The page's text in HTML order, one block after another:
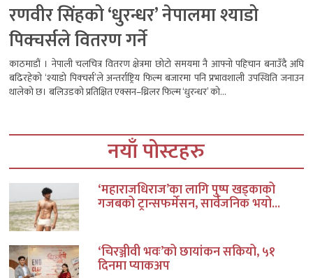
रणवीर सिंहको ‘धुरन्धर’ नेपालमा श्याडो
पिक्चर्सले वितरण गर्ने
काठमाडौं । नेपाली चलचित्र वितरण क्षेत्रमा छोटो समयमा नै आफ्नो पहिचान बनाउँदै अघि
बढिरहेको ‘श्याडो पिक्चर्स’ले अन्तर्राष्ट्रिय फिल्म बजारमा पनि प्रभावशाली उपस्थिति जनाउन
थालेको छ। बलिउडको प्रतिक्षित एक्सन–थ्रिलर फिल्म ‘धुरन्धर’ को...
नयाँ पोस्टहरु
‘महाराजधिराज’का लागि पुष्प खड्काको
गजबको ट्रान्सफर्मेसन, सार्वजनिक भयो...
‘चिरञ्जीवी भवः’को छायांकन सकियो, ५१
दिनमा प्याकअप